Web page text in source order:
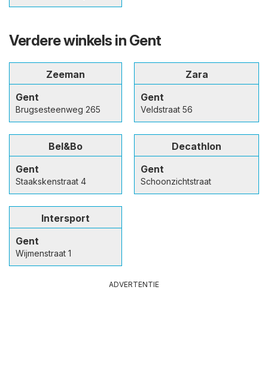
Verdere winkels in Gent
Zeeman
Gent
Brugsesteenweg 265
Zara
Gent
Veldstraat 56
Bel&Bo
Gent
Staakskenstraat 4
Decathlon
Gent
Schoonzichtstraat
Intersport
Gent
Wijmenstraat 1
ADVERTENTIE